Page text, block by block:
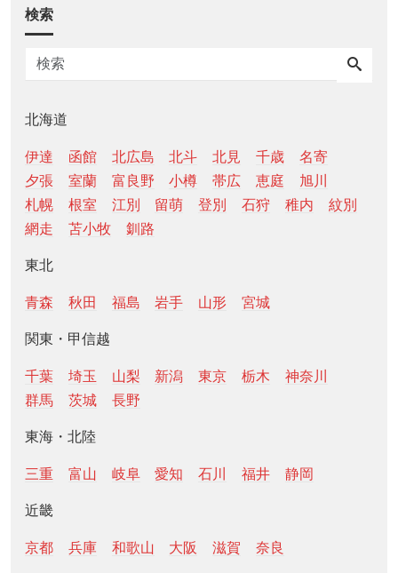
検索
北海道
伊達 函館 北広島 北斗 北見 千歳
名寄
夕張
室蘭 富良野 小樽 帯広 恵庭
旭川
札幌
根室 江別 留萌 登別 石狩 稚内
紋別
網走
苫小牧 釧路
東北
青森 秋田 福島 岩手 山形 宮城
関東・甲信越
千葉 埼玉 山梨 新潟 東京 栃木
神奈川
群馬
茨城 長野
東海・北陸
三重 富山 岐阜 愛知 石川 福井 静岡
近畿
京都 兵庫 和歌山 大阪 滋賀 奈良